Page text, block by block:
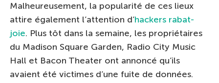
Malheureusement, la popularité de ces lieux
attire également l’attention d’hackers rabat-
joie. Plus tôt dans la semaine, les propriétaires
du Madison Square Garden, Radio City Music
Hall et Bacon Theater ont annoncé qu’ils
avaient été victimes d’une fuite de données.